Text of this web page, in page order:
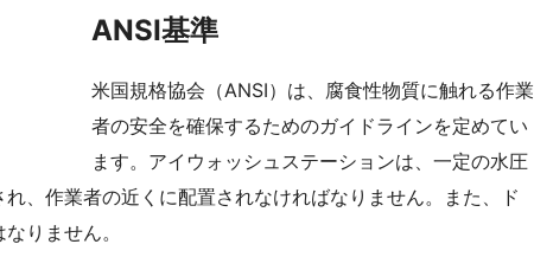
ANSI基準
米国規格協会（ANSI）は、腐食性物質に触れる作業
者の安全を確保するためのガイドラインを定めてい
ます。アイウォッシュステーションは、一定の水圧
、作業者の近くに配置されなければなりません。また、ド
りません。